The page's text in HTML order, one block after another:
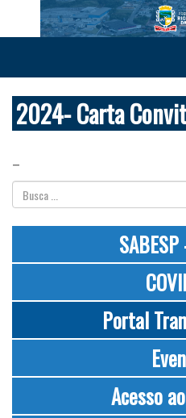
2024- Carta
–
Portal
Acesso